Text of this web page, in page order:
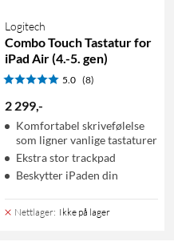
Logitech
Combo Touch Tastatur for
iPad Air (4.-5. gen)
5.0 (8)
2 299,-
Komfortabel skrivefølelse
som ligner vanlige tastaturer
Ekstra stor trackpad
Beskytter iPaden din
Nettlager: Ikke på lager